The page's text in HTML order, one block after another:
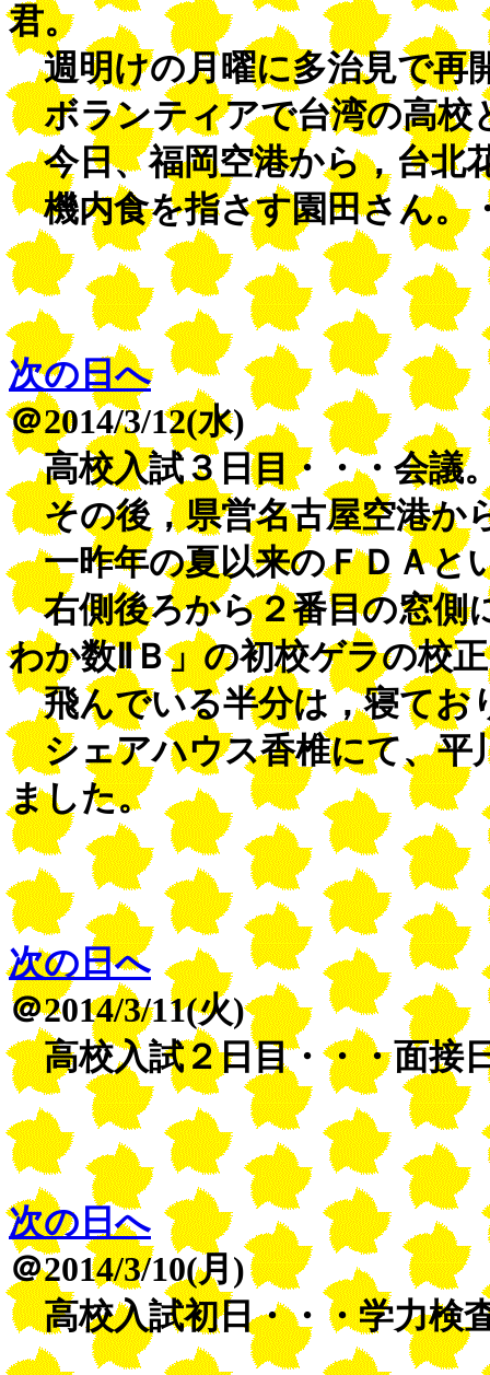
君。
週明けの月曜に多治見で再
ボランティアで台湾の高校
今日、福岡空港から，台北
機内食を指さす園田さん。
次の日へ
＠2014/3/12(水)
高校入試３日目・・・会議
その後，県営名古屋空港か
一昨年の夏以来のＦＤＡと
右側後ろから２番目の窓側
わか数ⅡＢ」の初校ゲラの校
飛んでいる半分は，寝てお
シェアハウス香椎にて、平
ました。
次の日へ
＠2014/3/11(火)
高校入試２日目・・・面接
次の日へ
＠2014/3/10(月)
高校入試初日・・・学力検